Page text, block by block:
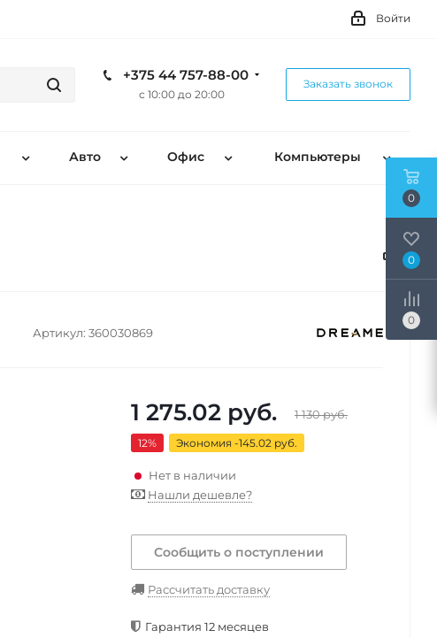
Войти
+375 44 757-88-00
с 10:00 до 20:00
Заказать звонок
Авто Офис Компьютеры
Артикул: 360030869
1 275.02 руб. 1 130руб.
12% Экономия -145.02 руб.
Нет в наличии
Нашли дешевле?
Сообщить о поступлении
Рассчитать доставку
Гарантия 12 месяцев
0
0
0